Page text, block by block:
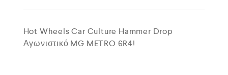
Hot Wheels Car Culture Hammer Drop
Αγωνιστικό MG METRO 6R4!